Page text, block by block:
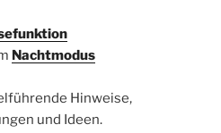
Nachtmodus
Hinweise,
und Ideen.